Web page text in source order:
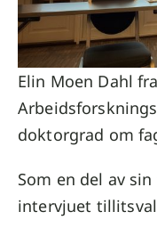
Elin Moen Dahl fra
doktorgrad om
Som en del av
intervjuet